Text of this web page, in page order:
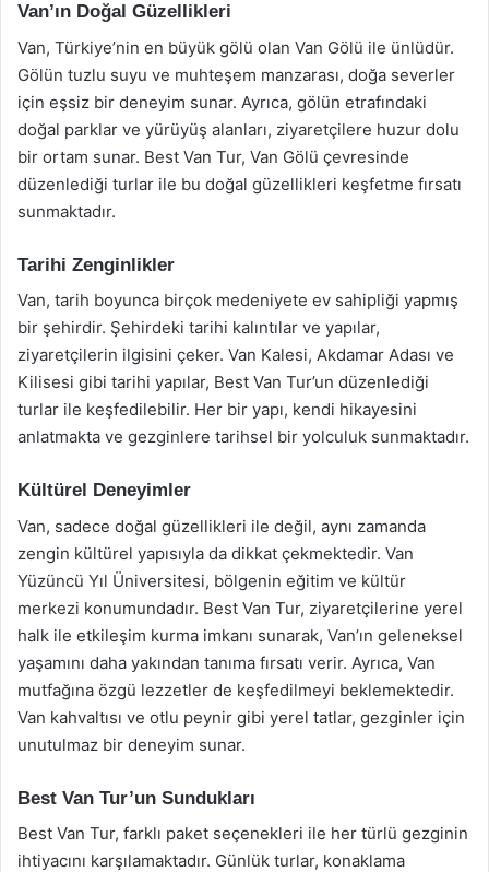
Van’ın Doğal Güzellikleri
Van, Türkiye’nin en büyük gölü olan Van Gölü ile ünlüdür.
Gölün tuzlu suyu ve muhteşem manzarası, doğa severler
için eşsiz bir deneyim sunar. Ayrıca, gölün etrafındaki
doğal parklar ve yürüyüş alanları, ziyaretçilere huzur dolu
bir ortam sunar. Best Van Tur, Van Gölü çevresinde
düzenlediği turlar ile bu doğal güzellikleri keşfetme fırsatı
sunmaktadır.
Tarihi Zenginlikler
Van, tarih boyunca birçok medeniyete ev sahipliği yapmış
bir şehirdir. Şehirdeki tarihi kalıntılar ve yapılar,
ziyaretçilerin ilgisini çeker. Van Kalesi, Akdamar Adası ve
Kilisesi gibi tarihi yapılar, Best Van Tur’un düzenlediği
turlar ile keşfedilebilir. Her bir yapı, kendi hikayesini
anlatmakta ve gezginlere tarihsel bir yolculuk sunmaktadır.
Kültürel Deneyimler
Van, sadece doğal güzellikleri ile değil, aynı zamanda
zengin kültürel yapısıyla da dikkat çekmektedir. Van
Yüzüncü Yıl Üniversitesi, bölgenin eğitim ve kültür
merkezi konumundadır. Best Van Tur, ziyaretçilerine yerel
halk ile etkileşim kurma imkanı sunarak, Van’ın geleneksel
yaşamını daha yakından tanıma fırsatı verir. Ayrıca, Van
mutfağına özgü lezzetler de keşfedilmeyi beklemektedir.
Van kahvaltısı ve otlu peynir gibi yerel tatlar, gezginler için
unutulmaz bir deneyim sunar.
Best Van Tur’un Sundukları
Best Van Tur, farklı paket seçenekleri ile her türlü gezginin
ihtiyacını karşılamaktadır. Günlük turlar, konaklama